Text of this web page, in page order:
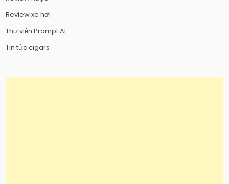
Review xe hơi
Thư viện Prompt AI
Tin tức cigars